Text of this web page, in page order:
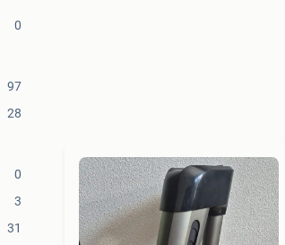
0
97
28
0
3
31